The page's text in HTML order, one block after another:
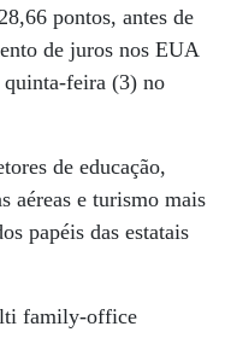
pontos, antes de
de juros nos EUA
quinta-feira (3) no
de educação,
aéreas e turismo mais
papéis das estatais
family-office